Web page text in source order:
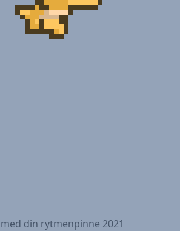
din rytmenpinne 2021